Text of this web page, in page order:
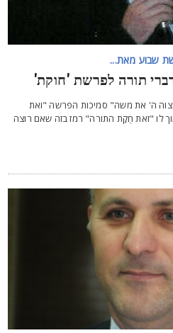
מאת...
תורה לפרשת 'חוקת'
ה' את משה" סמיכות הפרשה "ואת
"זאת חֻקַת התורה" רמז בזה שאם רוצה